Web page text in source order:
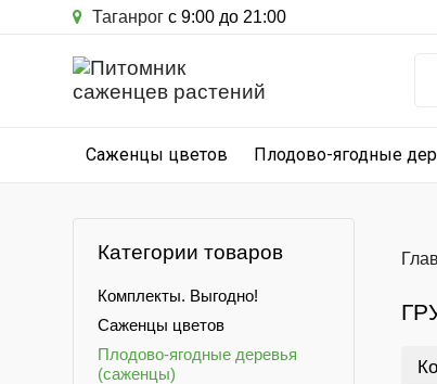
Таганрог с 9:00 до 21:00
Саженцы цветов Плодово-ягодные
Категории товаров
Комплекты. Выгодно!
Саженцы цветов
Плодово-ягодные деревья
(саженцы)